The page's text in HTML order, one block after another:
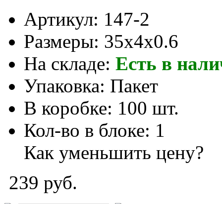
Артикул: 147-2
Размеры: 35x4x0.6
На складе: Есть в
Упаковка: Пакет
В коробке: 100 шт.
Кол-во в блоке: 1
Как уменьшить цену?
239 руб.